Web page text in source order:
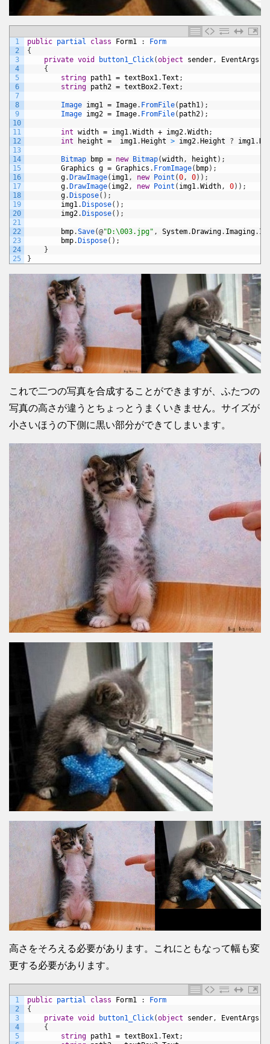
1
2
3
4
5
6
7
8
9
10
11
12
13
14
15
16
17
18
19
20
21
22
23
24
25
public partial class Form1 :
Form
{
private void button1_Click(object sender, EventArgs
{
string path1 = textBox1.Text ;
string path2 = textBox2.Text ;
Image img1 = Image. FromFile( path1) ;
Image img2 = Image. FromFile( path2) ;
int width = img1.Width + img2.Width;
int
height = img1. Height > img2. Height ? img1.
Bitmap bmp = new Bitmap(width, height ) ;
Graphics g = Graphics . FromImage( bmp) ;
g. DrawImage( img1, new Point (0, 0) ) ;
g. DrawImage( img2, new Point ( img1.Width, 0) ) ;
g. Dispose( ) ;
img1. Dispose( ) ;
img2. Dispose( ) ;
bmp.Save(@"D:\003.jpg" , System. Drawing. Imaging.
bmp. Dispose( ) ;
}
}
これで二つの写真を合成することができますが、ふたつの
写真の高さが違うとちょっとうまくいきません。サイズが
小さいほうの下側に黒い部分ができてしまいます。
高さをそろえる必要があります。これにともなって幅も変
更する必要があります。
1
2
3
4
5
public partial class Form1 :
Form
{
private void button1_Click(object sender, EventArgs
{
string path1 = textBox1.Text ;